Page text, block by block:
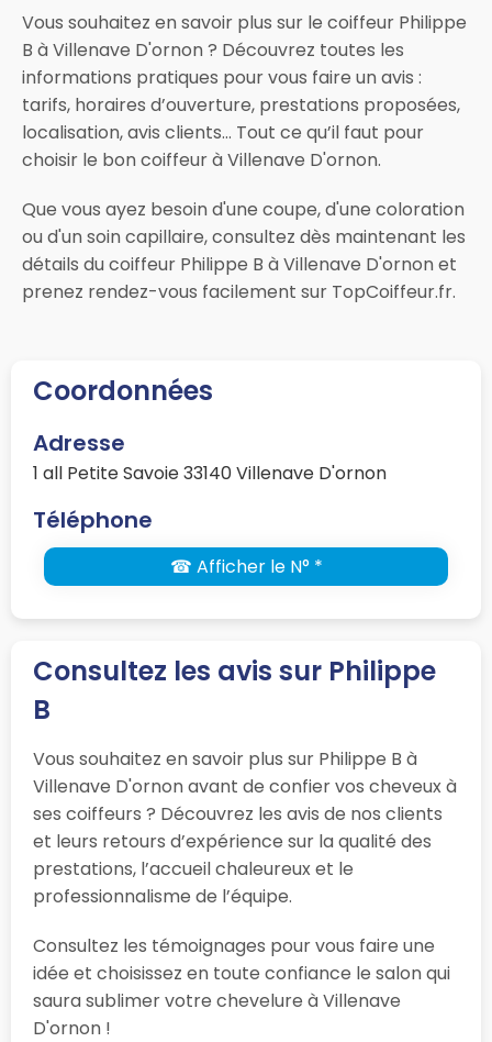
Vous souhaitez en savoir plus sur le coiffeur Philippe
B à Villenave D'ornon ? Découvrez toutes les
informations pratiques pour vous faire un avis :
tarifs, horaires d’ouverture, prestations proposées,
localisation, avis clients… Tout ce qu’il faut pour
choisir le bon coiffeur à Villenave D'ornon.
Que vous ayez besoin d'une coupe, d'une coloration
ou d'un soin capillaire, consultez dès maintenant les
détails du coiffeur Philippe B à Villenave D'ornon et
prenez rendez-vous facilement sur TopCoiffeur.fr.
Coordonnées
Adresse
1 all Petite Savoie 33140 Villenave D'ornon
Téléphone
☎ Afficher le N° *
Consultez les avis sur Philippe
B
Vous souhaitez en savoir plus sur Philippe B à
Villenave D'ornon avant de confier vos cheveux à
ses coiffeurs ? Découvrez les avis de nos clients
et leurs retours d’expérience sur la qualité des
prestations, l’accueil chaleureux et le
professionnalisme de l’équipe.
Consultez les témoignages pour vous faire une
idée et choisissez en toute confiance le salon qui
saura sublimer votre chevelure à Villenave
D'ornon !